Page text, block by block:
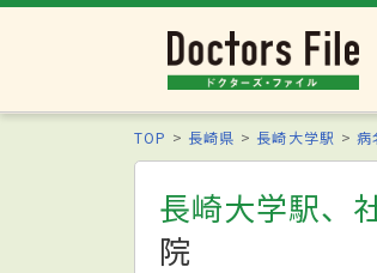
TOP 長崎県 長崎大学駅 病
長崎大学駅、
院